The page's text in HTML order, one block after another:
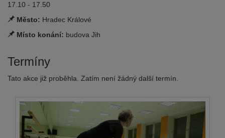
17.10 - 17.50
Město: Hradec Králové
Místo konání: budova Jih
Termíny
Tato akce již proběhla. Zatím není žádný další termín.